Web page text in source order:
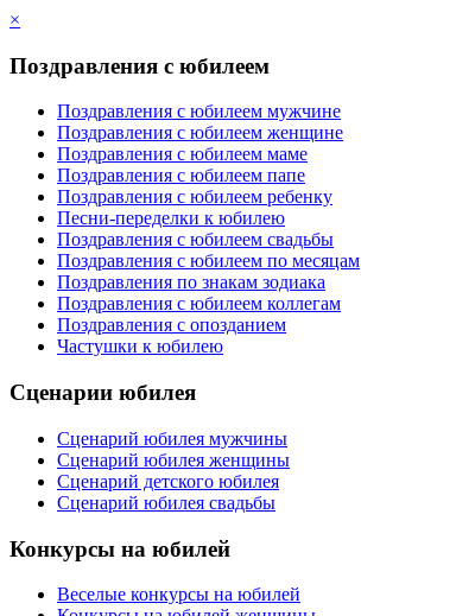
×
Поздравления с юбилеем
Поздравления с юбилеем мужчине
Поздравления с юбилеем женщине
Поздравления с юбилеем маме
Поздравления с юбилеем папе
Поздравления с юбилеем ребенку
Песни-переделки к юбилею
Поздравления с юбилеем свадьбы
Поздравления с юбилеем по месяцам
Поздравления по знакам зодиака
Поздравления с юбилеем коллегам
Поздравления с опозданием
Частушки к юбилею
Сценарии юбилея
Сценарий юбилея мужчины
Сценарий юбилея женщины
Сценарий детского юбилея
Сценарий юбилея свадьбы
Конкурсы на юбилей
Веселые конкурсы на юбилей